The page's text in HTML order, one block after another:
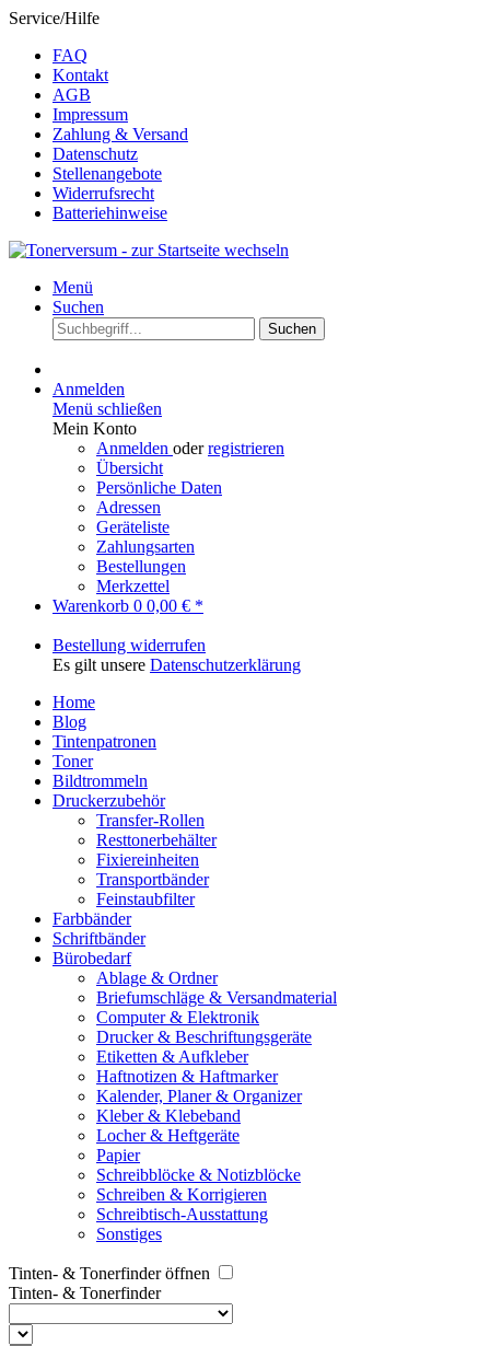
Service/Hilfe
FAQ
Kontakt
AGB
Impressum
Zahlung & Versand
Datenschutz
Stellenangebote
Widerrufsrecht
Batteriehinweise
Menü
Suchen
Suchen
Anmelden
Menü schließen
Mein Konto
Anmelden oderregistrieren
Übersicht
Persönliche Daten
Adressen
Geräteliste
Zahlungsarten
Bestellungen
Merkzettel
Warenkorb 0 0,00 € *
Bestellung widerrufen
Es gilt unsere Datenschutzerklärung
Home
Blog
Tintenpatronen
Toner
Bildtrommeln
Druckerzubehör
Transfer-Rollen
Resttonerbehälter
Fixiereinheiten
Transportbänder
Feinstaubfilter
Farbbänder
Schriftbänder
Bürobedarf
Ablage & Ordner
Briefumschläge & Versandmaterial
Computer & Elektronik
Drucker & Beschriftungsgeräte
Etiketten & Aufkleber
Haftnotizen & Haftmarker
Kalender, Planer & Organizer
Kleber & Klebeband
Locher & Heftgeräte
Papier
Schreibblöcke & Notizblöcke
Schreiben & Korrigieren
Schreibtisch-Ausstattung
Sonstiges
Tinten- & Tonerfinder öffnen
Tinten- & Tonerfinder